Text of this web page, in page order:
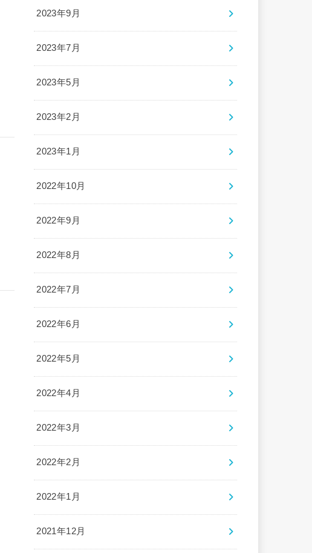
2023年9月
2023年7月
2023年5月
2023年2月
2023年1月
2022年10月
2022年9月
2022年8月
2022年7月
2022年6月
2022年5月
2022年4月
2022年3月
2022年2月
2022年1月
2021年12月